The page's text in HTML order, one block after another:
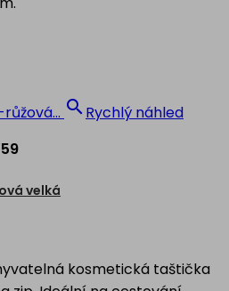
 Rychlý náhled
velká
kosmetická taštička